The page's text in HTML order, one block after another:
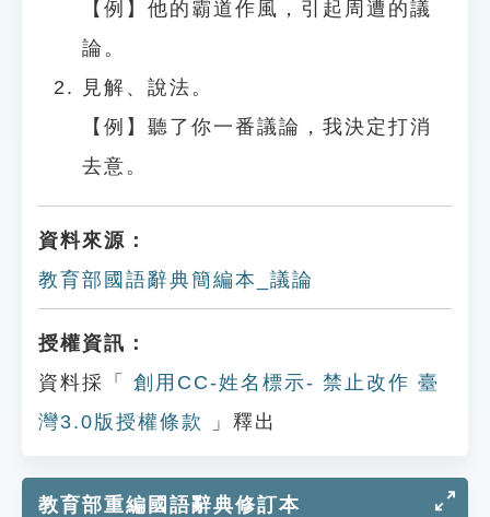
【例】他的霸道作風，引起周遭的議
論。
見解、說法。
【例】聽了你一番議論，我決定打消
去意。
資料來源：
教育部國語辭典簡編本_議論
授權資訊：
資料採「
創用CC-姓名標示- 禁止改作 臺
灣3.0版授權條款
」釋出
教育部重編國語辭典修訂本